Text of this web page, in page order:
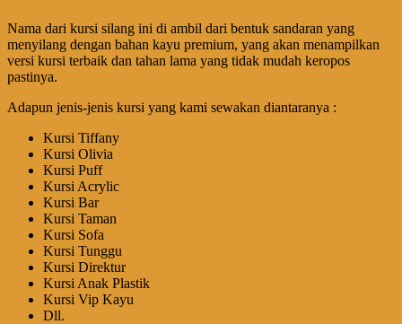
Nama dari kursi silang ini di ambil dari bentuk sandaran yang
menyilang dengan bahan kayu premium, yang akan menampilkan
versi kursi terbaik dan tahan lama yang tidak mudah keropos
pastinya.
Adapun jenis-jenis kursi yang kami sewakan diantaranya :
Kursi Tiffany
Kursi Olivia
Kursi Puff
Kursi Acrylic
Kursi Bar
Kursi Taman
Kursi Sofa
Kursi Tunggu
Kursi Direktur
Kursi Anak Plastik
Kursi Vip Kayu
Dll.